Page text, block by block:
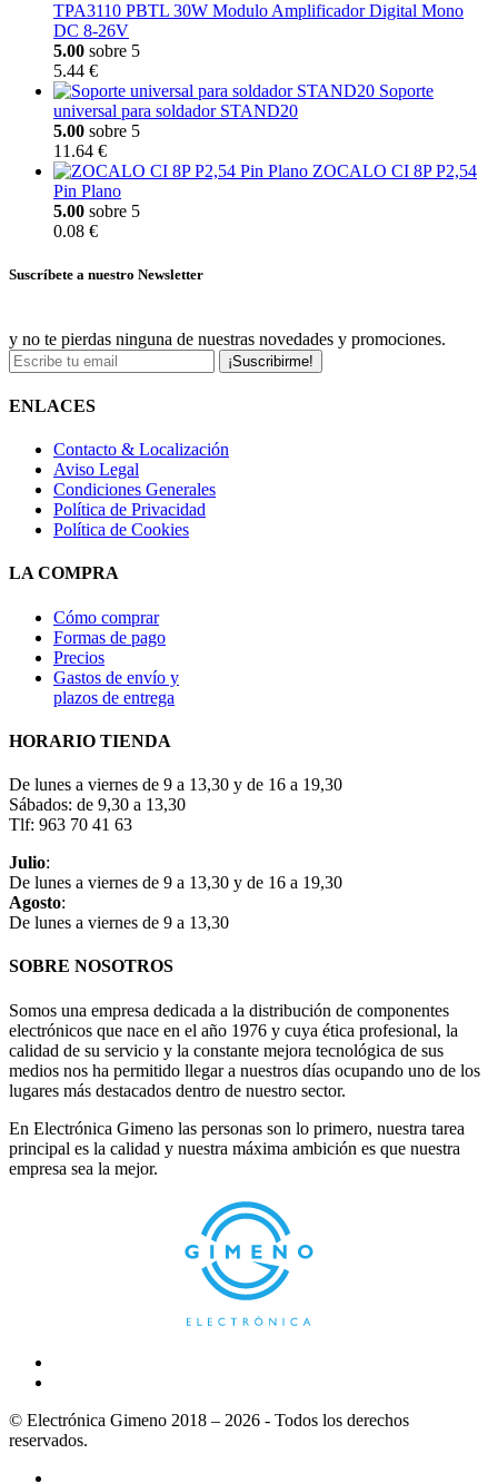
TPA3110 PBTL 30W Modulo Amplificador Digital Mono
DC 8-26V
5.00 sobre 5
5.44 €
Soporte
universal para soldador STAND20
5.00 sobre 5
11.64 €
ZOCALO CI 8P P2,54
Pin Plano
5.00 sobre 5
0.08 €
Suscríbete a nuestro Newsletter
y no te pierdas ninguna de nuestras novedades y promociones.
¡Suscribirme!
ENLACES
Contacto & Localización
Aviso Legal
Condiciones Generales
Política de Privacidad
Política de Cookies
LA COMPRA
Cómo comprar
Formas de pago
Precios
Gastos de envío y
plazos de entrega
HORARIO TIENDA
De lunes a viernes de 9 a 13,30 y de 16 a 19,30
Sábados: de 9,30 a 13,30
Tlf: 963 70 41 63
Julio:
De lunes a viernes de 9 a 13,30 y de 16 a 19,30
Agosto:
De lunes a viernes de 9 a 13,30
SOBRE NOSOTROS
Somos una empresa dedicada a la distribución de componentes
electrónicos que nace en el año 1976 y cuya ética profesional, la
calidad de su servicio y la constante mejora tecnológica de sus
medios nos ha permitido llegar a nuestros días ocupando uno de los
lugares más destacados dentro de nuestro sector.
En Electrónica Gimeno las personas son lo primero, nuestra tarea
principal es la calidad y nuestra máxima ambición es que nuestra
empresa sea la mejor.
© Electrónica Gimeno 2018 – 2026 - Todos los derechos
reservados.